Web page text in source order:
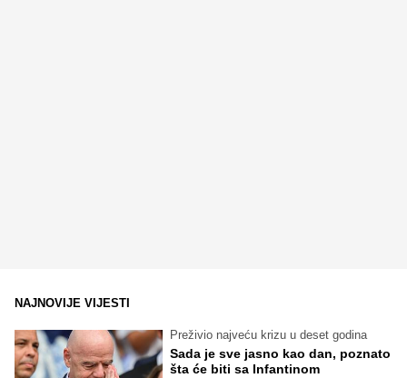
NAJNOVIJE VIJESTI
Preživio najveću krizu u deset godina
Sada je sve jasno kao dan, poznato
šta će biti sa Infantinom